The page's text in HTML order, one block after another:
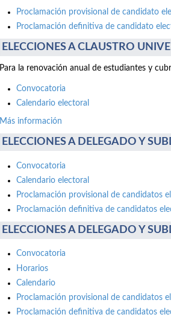
Proclamación provisional de candidato
Proclamación definitiva de candidato
ELECCIONES A CLAUSTRO
Para la renovación anual de estudiantes y
Convocatoria
Calendario electoral
Más información
ELECCIONES A DELEGADO Y
Convocatoria
Calendario electoral
Proclamación provisional de candidatos
Proclamación definitiva de candidatos
ELECCIONES A DELEGADO Y
Convocatoria
Horarios
Calendario
Proclamación provisional de candidatos
Proclamación definitiva de candidatos